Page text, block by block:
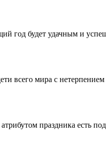
год будет удачным и
всего мира с нетерпением
праздника есть